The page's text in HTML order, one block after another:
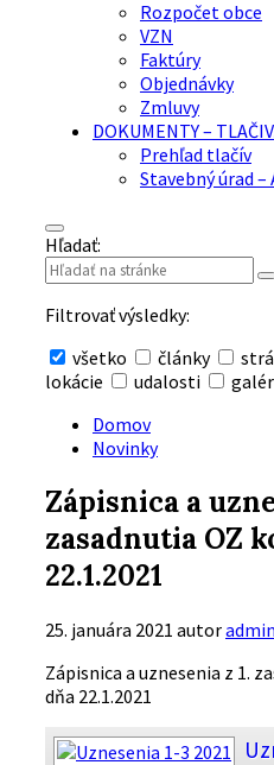
Rozpočet obce
VZN
Faktúry
Objednávky
Zmluvy
DOKUMENTY –
Prehľad tlačív
Stavebný úrad
Hľadať:
Filtrovať výsledky:
všetko
články
lokácie
udalosti
vyhľadávanie
Domov
Novinky
Zápisnica a
zasadnutia OZ
22.1.2021
25. januára 2021 autoradmin
Zápisnica a uznesenia z 1.
dňa 22.1.2021